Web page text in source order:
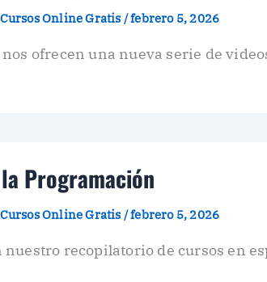
Online Gratis /febrero 5, 2026
ofrecen una nueva serie de
Programación
Online Gratis /febrero 5, 2026
recopilatorio de cursos en